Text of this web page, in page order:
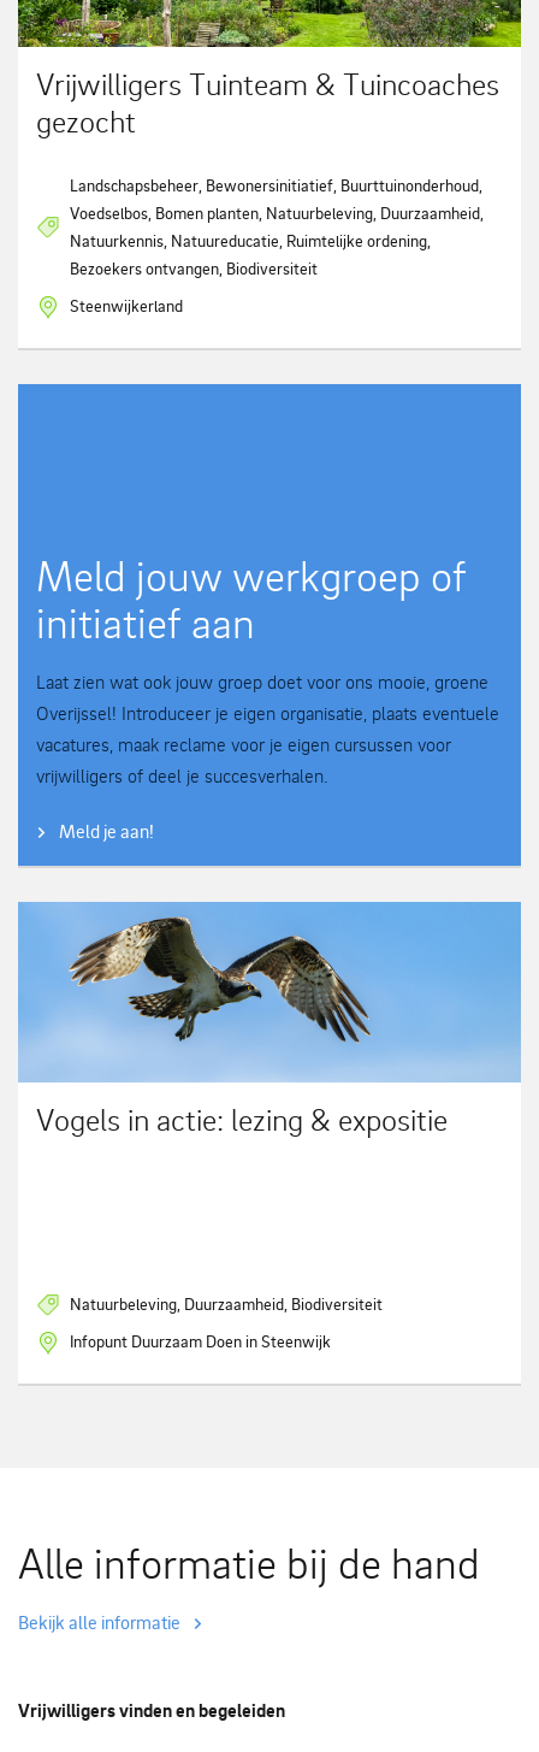
Vrijwilligers Tuinteam & Tuincoaches
gezocht
Landschapsbeheer, Bewonersinitiatief, Buurttuinonderhoud,
Voedselbos, Bomen planten, Natuurbeleving, Duurzaamheid,
Natuurkennis, Natuureducatie, Ruimtelijke ordening,
Bezoekers ontvangen, Biodiversiteit
Steenwijkerland
Meld jouw werkgroep of
initiatief aan
Laat zien wat ook jouw groep doet voor ons mooie, groene
Overijssel! Introduceer je eigen organisatie, plaats eventuele
vacatures, maak reclame voor je eigen cursussen voor
vrijwilligers of deel je succesverhalen.
Meld je aan!
Vogels in actie: lezing & expositie
Natuurbeleving, Duurzaamheid, Biodiversiteit
Infopunt Duurzaam Doen in Steenwijk
Alle informatie bij de hand
Bekijk alle informatie
Vrijwilligers vinden en begeleiden